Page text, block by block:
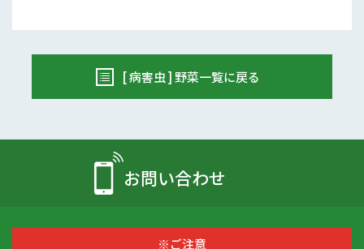
[ 病害虫 ] 野菜一覧に戻る
お問い合わせ
※ご注意